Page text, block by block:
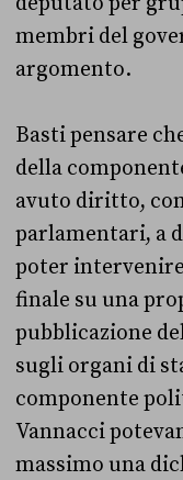
membri del
argomento.
Basti pensare
della
avuto diritto,
parlamentari, a
poter
finale su una
pubblicazione
sugli organi di
componente
Vannacci
massimo una